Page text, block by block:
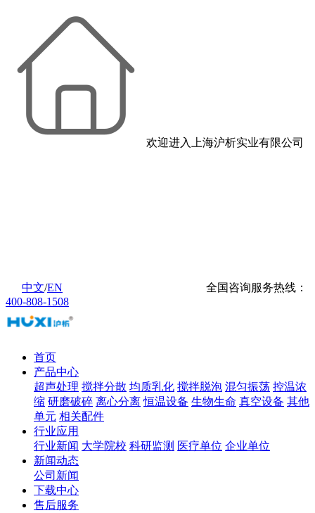
欢迎进入上海沪析实业有限公司
中文/EN
全国咨询服务热线：
400-808-1508
首页
产品中心
超声处理 搅拌分散 均质乳化 搅拌脱泡 混匀振荡 控温浓
缩 研磨破碎 离心分离 恒温设备 生物生命 真空设备 其他
单元 相关配件
行业应用
行业新闻 大学院校 科研监测 医疗单位 企业单位
新闻动态
公司新闻
下载中心
售后服务